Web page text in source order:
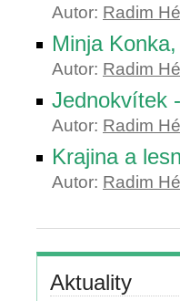
Autor: Radim
Minja
Autor: Radim
Jednokvítek
Autor: Radim
Krajina a
Autor: Radim
Aktuality